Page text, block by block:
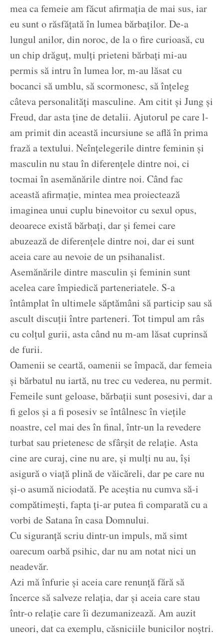
mea ca femeie am făcut afirmația de mai sus, iar
eu sunt o răsfățată în lumea bărbaților. De-a
lungul anilor, din noroc, de la o fire curioasă, cu
un chip drăguț, mulți prieteni bărbați mi-au
permis să intru în lumea lor, m-au lăsat cu
bocanci să umblu, să scormonesc, să înțeleg
câteva personalități masculine. Am citit și Jung și
Freud, dar asta ține de detalii. Ajutorul pe care l-
am primit din această incursiune se află în prima
frază a textului. Neînțelegerile dintre feminin și
masculin nu stau în diferențele dintre noi, ci
tocmai în asemănările dintre noi. Când fac
această afirmație, mintea mea proiectează
imaginea unui cuplu binevoitor cu sexul opus,
deoarece există bărbați, dar și femei care
abuzează de diferențele dintre noi, dar ei sunt
aceia care au nevoie de un psihanalist.
Asemănările dintre masculin și feminin sunt
acelea care împiedică parteneriatele. S-a
întâmplat în ultimele săptămâni să particip sau să
ascult discuții între parteneri. Tot timpul am râs
cu colțul gurii, asta când nu m-am lăsat cuprinsă
de furii.
Oamenii se ceartă, oamenii se împacă, dar femeia
și bărbatul nu iartă, nu trec cu vederea, nu permit.
Femeile sunt geloase, bărbații sunt posesivi, dar a
fi gelos și a fi posesiv se întâlnesc în viețile
noastre, cel mai des în final, într-un la revedere
turbat sau prietenesc de sfârșit de relație. Asta
cine are curaj, cine nu are, și mulți nu au, își
asigură o viață plină de văicăreli, dar pe care nu
și-o asumă niciodată. Pe aceștia nu cumva să-i
compătimești, fapta ți-ar putea fi comparată cu a
vorbi de Satana în casa Domnului.
Cu siguranță scriu dintr-un impuls, mă simt
oarecum oarbă psihic, dar nu am notat nici un
neadevăr.
Azi mă înfurie și aceia care renunță fără să
încerce să salveze relația, dar și aceia care stau
într-o relație care îi dezumanizează. Am auzit
uneori, dat ca exemplu, căsniciile bunicilor noștri.